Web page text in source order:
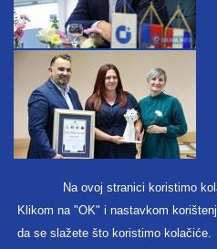
Na ovoj stranici koristimo
Klikom na "OK" i nastavkom
da se slažete što koristimo kolačiće.